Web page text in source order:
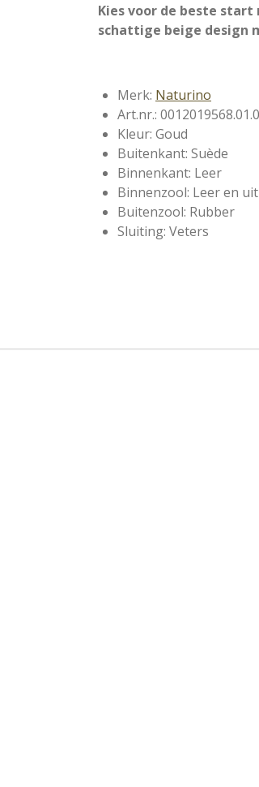
Kies voor de beste
schattige beige design
Merk: Naturino
Art.nr.:
Kleur: Goud
Buitenkant: Suède
Binnenkant: Leer
Binnenzool: Leer en
Buitenzool: Rubber
Sluiting: Veters